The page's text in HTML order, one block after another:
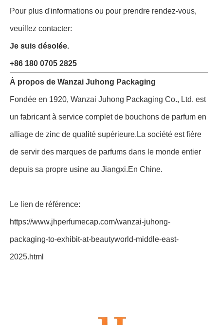
Pour plus d'informations ou pour prendre rendez-vous,
veuillez contacter:
Je suis désolée.
+86 180 0705 2825
À propos de Wanzai Juhong Packaging
Fondée en 1920, Wanzai Juhong Packaging Co., Ltd. est
un fabricant à service complet de bouchons de parfum en
alliage de zinc de qualité supérieure.La société est fière
de servir des marques de parfums dans le monde entier
depuis sa propre usine au Jiangxi.En Chine.
Le lien de référence:
https://www.jhperfumecap.com/wanzai-juhong-
packaging-to-exhibit-at-beautyworld-middle-east-
2025.html